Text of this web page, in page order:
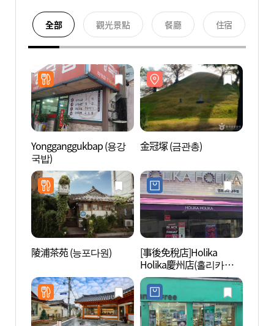
全部 觀光景點 餐廳 住宿
Yongganggukbap (용강
국밥)
金冠塚 (금관총)
陵浦茶苑 (능포다원)
[事後免稅店]Holika
Holika慶州店(홀리카홀리
카 경주점)